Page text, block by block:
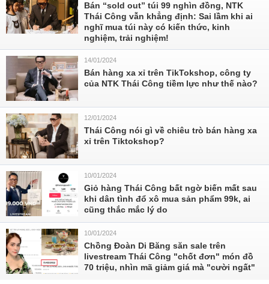
Bán “sold out” túi 99 nghìn đồng, NTK
Thái Công vẫn khẳng định: Sai lầm khi ai
nghĩ mua túi này có kiến thức, kinh
nghiệm, trải nghiệm!
14/01/2024
Bán hàng xa xỉ trên TikTokshop, công ty
của NTK Thái Công tiềm lực như thế nào?
12/01/2024
Thái Công nói gì về chiêu trò bán hàng xa
xỉ trên Tiktokshop?
10/01/2024
Giỏ hàng Thái Công bất ngờ biến mất sau
khi dân tình đổ xô mua sản phẩm 99k, ai
cũng thắc mắc lý do
10/01/2024
Chồng Đoàn Di Băng săn sale trên
livestream Thái Công "chốt đơn" món đồ
70 triệu, nhìn mã giảm giá mà "cười ngất"